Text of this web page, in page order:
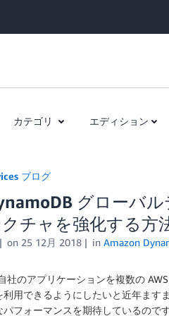
カテゴリ エディション
ブログ
グローバ
チャを強化する方
on 25 12月 2018 in Amazon
社のアプリケーションを複数の
利用できるようにしたいと近年ま
フォーマンスを期待しているので